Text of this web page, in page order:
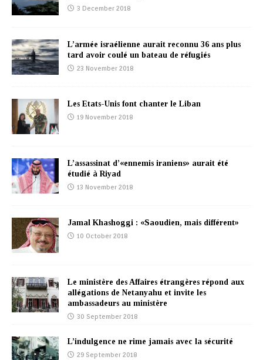
3 December 2018
L’armée israélienne aurait reconnu 36 ans plus
tard avoir coulé un bateau de réfugiés
23 November 2018
Les Etats-Unis font chanter le Liban
19 November 2018
L’assassinat d’«ennemis iraniens» aurait été
étudié à Riyad
13 November 2018
Jamal Khashoggi : «Saoudien, mais différent»
10 October 2018
Le ministère des Affaires étrangères répond aux
allégations de Netanyahu et invite les
ambassadeurs au ministère
30 September 2018
L’indulgence ne rime jamais avec la sécurité
29 September 2018